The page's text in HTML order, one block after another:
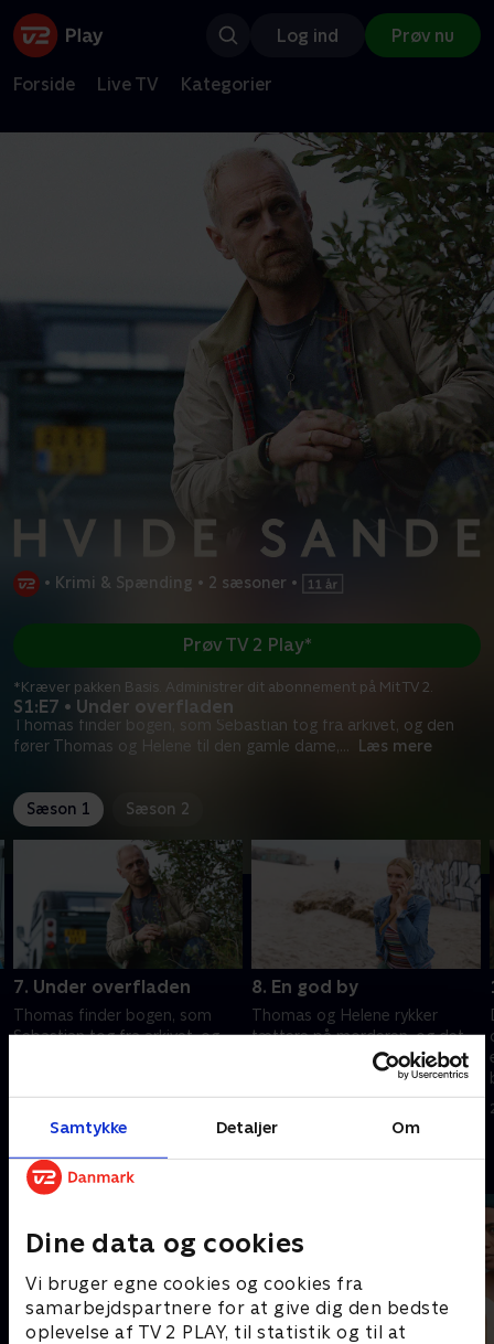
Samtykke Detaljer Om
Dine data og cookies
Vi bruger egne cookies og cookies fra
samarbejdspartnere for at give dig den bedste
oplevelse af TV 2 PLAY, til statistik og til at
Log ind Prøv nu
Forside Live TV Kategorier
• Krimi & Spænding • 2 sæsoner •
S1:E7 • Under overfladen
Thomas finder bogen, som Sebastian tog fra arkivet, og den
fører Thomas og Helene til den gamle dame,... Læs mere
Prøv TV 2 Play*
*Kræver pakken Basis. Administrer dit abonnement på Mit TV 2.
Sæson 1 Sæson 2
7. Under overfladen
Thomas finder bogen, som
Sebastian tog fra arkivet, og
spor fører også Thomas til et
værksted.
8. En god by
Thomas og Helene rykker
tættere på morderen, og det
viser sig at handle om
kærlighed, jalousi og penge. Og
hvad skal der ske med de to,
når sagen er opklaret?
Andre så også